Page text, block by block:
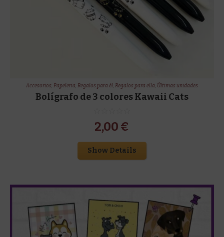
Accesorios, Papeleria, Regalos para él, Regalos para ella, Últimas unidades
Bolígrafo de 3 colores Kawaii Cats
2,00 €
Show Details